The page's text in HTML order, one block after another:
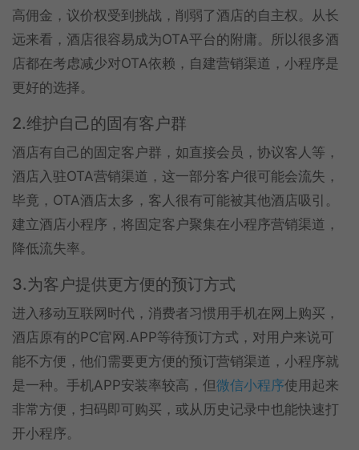
高佣金，议价权受到挑战，削弱了酒店的自主权。从长
远来看，酒店很容易成为OTA平台的附庸。所以很多酒
店都在考虑减少对OTA依赖，自建营销渠道，小程序是
更好的选择。
2.维护自己的固有客户群
酒店有自己的固定客户群，如直接会员，协议客人等，
酒店入驻OTA营销渠道，这一部分客户很可能会流失，
毕竟，OTA酒店太多，客人很有可能被其他酒店吸引。
建立酒店小程序，将固定客户聚集在小程序营销渠道，
降低流失率。
3.为客户提供更方便的预订方式
进入移动互联网时代，消费者习惯用手机在网上购买，
酒店原有的PC官网.APP等待预订方式，对用户来说可
能不方便，他们需要更方便的预订营销渠道，小程序就
是一种。手机APP安装率较高，但微信小程序使用起来
非常方便，扫码即可购买，或从历史记录中也能快速打
开小程序。